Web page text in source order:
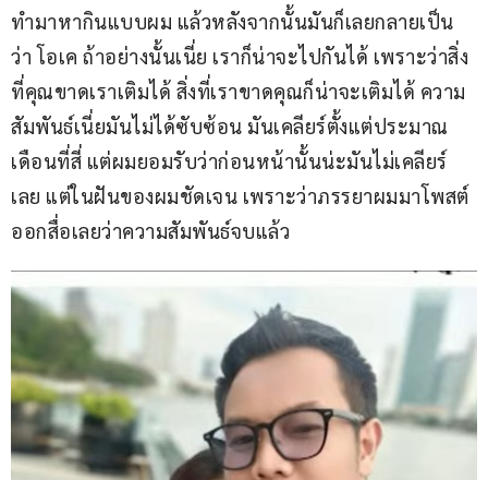
ทำมาหากินแบบผม แล้วหลังจากนั้นมันก็เลยกลายเป็น
ว่า โอเค ถ้าอย่างนั้นเนี่ย เราก็น่าจะไปกันได้ เพราะว่าสิ่ง
ที่คุณขาดเราเติมได้ สิ่งที่เราขาดคุณก็น่าจะเติมได้ ความ
สัมพันธ์เนี่ยมันไม่ได้ซับซ้อน มันเคลียร์ตั้งแต่ประมาณ
เดือนที่สี่ แต่ผมยอมรับว่าก่อนหน้านั้นน่ะมันไม่เคลียร์
เลย แต่ในฝันของผมชัดเจน เพราะว่าภรรยาผมมาโพสต์
ออกสื่อเลยว่าความสัมพันธ์จบแล้ว